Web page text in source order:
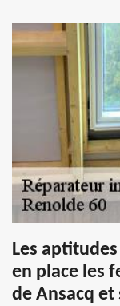
Les
en place les
de Ansacq et